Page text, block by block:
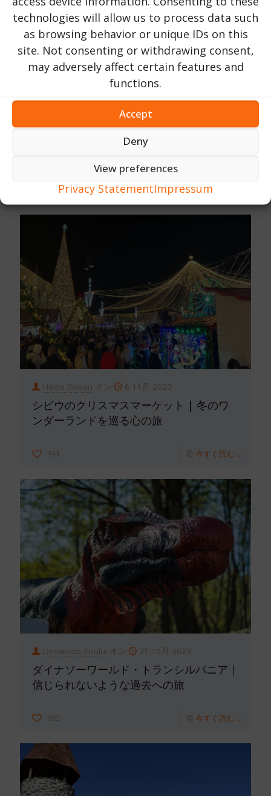
technologies will allow us to process data such
as browsing behavior or unique IDs on this
site. Not consenting or withdrawing consent,
may adversely affect certain features and
functions.
Accept
Deny
View preferences
Privacy StatementImpressum
オン
今すぐ読む ...
Heide Reisen 6 11月 2023
シビウのクリスマスマーケット | 冬のワ
ンダーランドを巡る心の旅
194 今すぐ読む ...
Destinatia Anului 31 10月 2023
ダイナソーワールド・トランシルバニア｜
信じられないような過去への旅
190 今すぐ読む ...